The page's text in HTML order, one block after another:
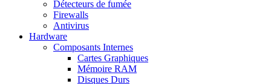
Détecteurs de fumée
Firewalls
Antivirus
Hardware
Composants Internes
Cartes Graphiques
Mémoire RAM
Disques Durs